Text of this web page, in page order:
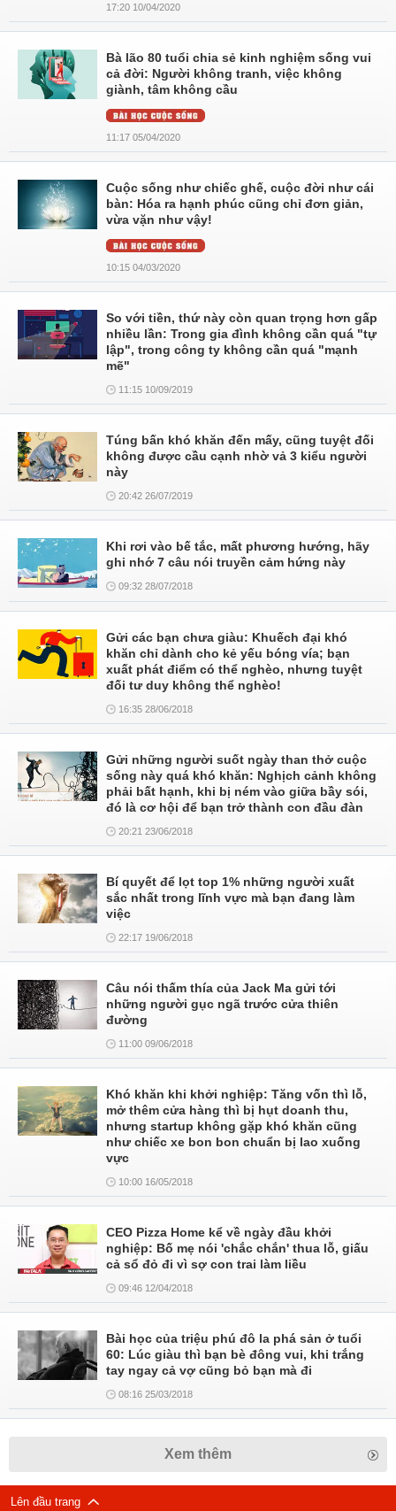
17:20 10/04/2020
Bà lão 80 tuổi chia sẻ kinh nghiệm sống vui
cả đời: Người không tranh, việc không
giành, tâm không cầu
11:17 05/04/2020
Cuộc sống như chiếc ghế, cuộc đời như cái
bàn: Hóa ra hạnh phúc cũng chỉ đơn giản,
vừa vặn như vậy!
10:15 04/03/2020
So với tiền, thứ này còn quan trọng hơn gấp
nhiều lần: Trong gia đình không cần quá "tự
lập", trong công ty không cần quá "mạnh
mẽ"
11:15 10/09/2019
Túng bấn khó khăn đến mấy, cũng tuyệt đối
không được cầu cạnh nhờ vả 3 kiểu người
này
20:42 26/07/2019
Khi rơi vào bế tắc, mất phương hướng, hãy
ghi nhớ 7 câu nói truyền cảm hứng này
09:32 28/07/2018
Gửi các bạn chưa giàu: Khuếch đại khó
khăn chỉ dành cho kẻ yếu bóng vía; bạn
xuất phát điểm có thể nghèo, nhưng tuyệt
đối tư duy không thể nghèo!
16:35 28/06/2018
Gửi những người suốt ngày than thở cuộc
sống này quá khó khăn: Nghịch cảnh không
phải bất hạnh, khi bị ném vào giữa bầy sói,
đó là cơ hội để bạn trở thành con đầu đàn
20:21 23/06/2018
Bí quyết để lọt top 1% những người xuất
sắc nhất trong lĩnh vực mà bạn đang làm
việc
22:17 19/06/2018
Câu nói thấm thía của Jack Ma gửi tới
những người gục ngã trước cửa thiên
đường
11:00 09/06/2018
Khó khăn khi khởi nghiệp: Tăng vốn thì lỗ,
mở thêm cửa hàng thì bị hụt doanh thu,
nhưng startup không gặp khó khăn cũng
như chiếc xe bon bon chuẩn bị lao xuống
vực
10:00 16/05/2018
CEO Pizza Home kể về ngày đầu khởi
nghiệp: Bố mẹ nói 'chắc chắn' thua lỗ, giấu
cả sổ đỏ đi vì sợ con trai làm liều
09:46 12/04/2018
Bài học của triệu phú đô la phá sản ở tuổi
60: Lúc giàu thì bạn bè đông vui, khi trắng
tay ngay cả vợ cũng bỏ bạn mà đi
08:16 25/03/2018
Xem thêm
Lên đầu trang